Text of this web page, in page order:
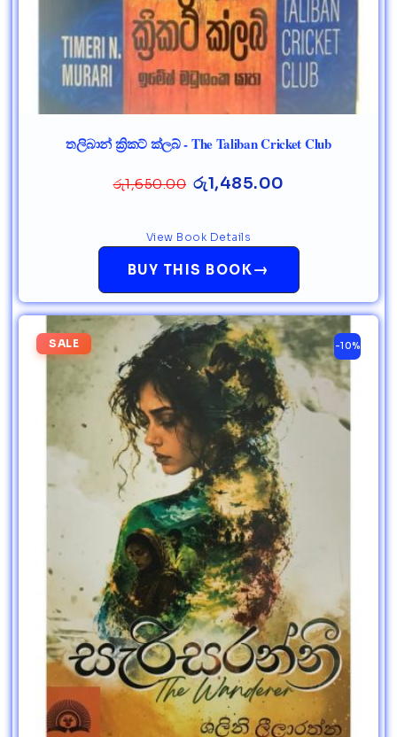
තලිබාන් ක්‍රිකට් ක්ලබ් - The Taliban Cricket Club
රු1,650.00 රු1,485.00
BUY THIS BOOK→
View Book Details
SALE -10%